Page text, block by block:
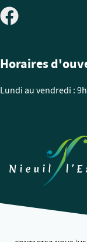
Horaires
Lundi au vendredi :